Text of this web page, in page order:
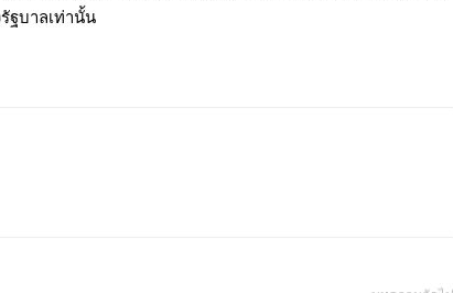
ฐบาลเท่านั้น